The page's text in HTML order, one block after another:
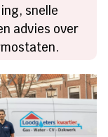
snelle
advies over